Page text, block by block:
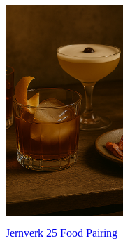
Jernverk 25 Food Pairing